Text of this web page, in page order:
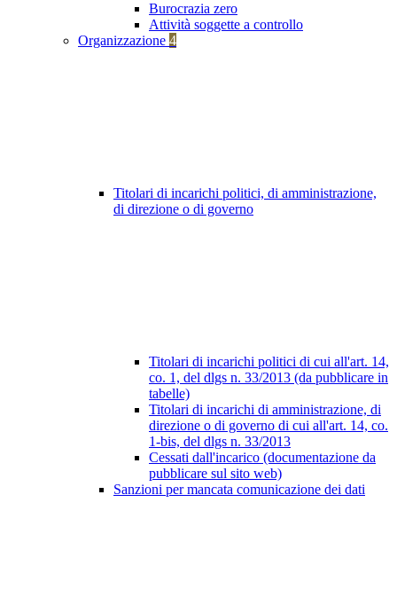
Burocrazia zero
Attività soggette a controllo
Organizzazione 4
Titolari di incarichi politici, di amministrazione,
di direzione o di governo
Titolari di incarichi politici di cui all'art. 14,
co. 1, del dlgs n. 33/2013 (da pubblicare in
tabelle)
Titolari di incarichi di amministrazione, di
direzione o di governo di cui all'art. 14, co.
1-bis, del dlgs n. 33/2013
Cessati dall'incarico (documentazione da
pubblicare sul sito web)
Sanzioni per mancata comunicazione dei dati